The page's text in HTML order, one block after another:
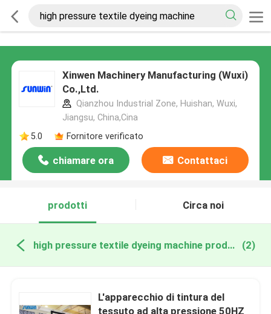
Xinwen Machinery Manufacturing (Wuxi)
Co.,Ltd.
Qianzhou Industrial Zone, Huishan, Wuxi,
Jiangsu, China,Cina
5.0
Fornitore verificato
chiamare ora Contattaci
prodotti Circa noi
high pressure textile dyeing machine produzione online (2)
L'apparecchio di tintura del
tessuto ad alta pressione 50HZ